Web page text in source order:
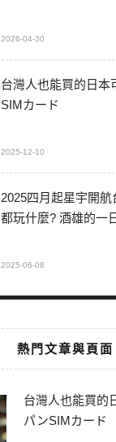
2026-04-30
台灣人也能買的日本
SIMカード
2025-12-10
2025四月起星宇開
都玩什麼? 酒雄的一
2025-06-08
熱門文章與頁面
台灣人也能買的
パンSIMカード